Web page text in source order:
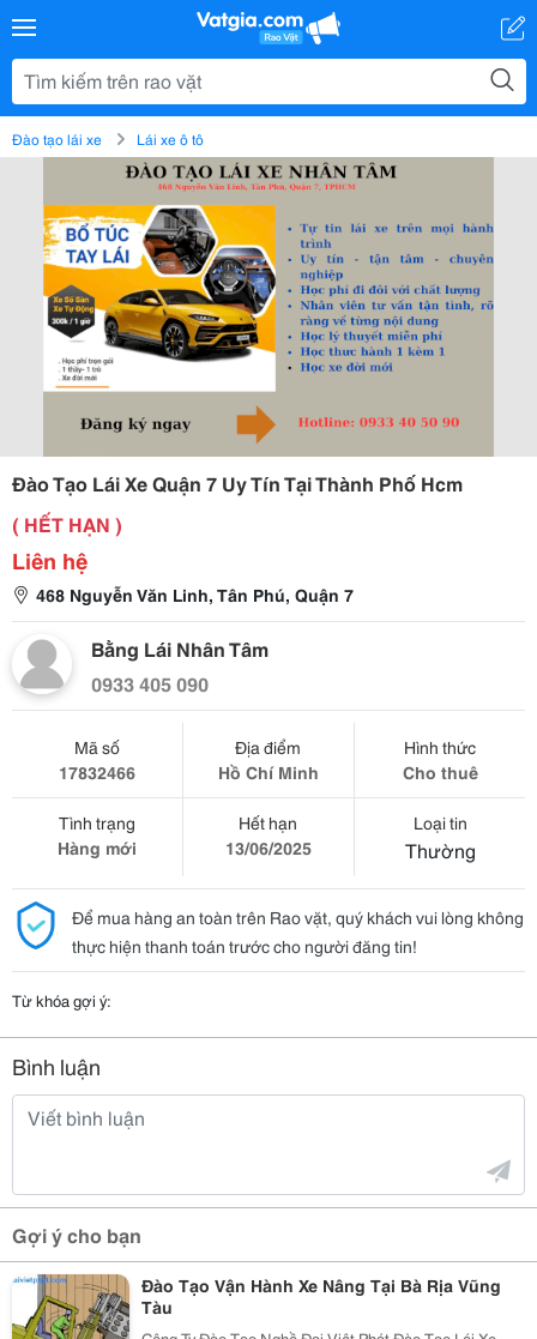
Đào tạo lái xe Lái xe ô tô
Đào Tạo Lái Xe Quận 7 Uy Tín Tại Thành Phố Hcm
( HẾT HẠN )
Liên hệ
468 Nguyễn Văn Linh, Tân Phú, Quận 7
Bằng Lái Nhân Tâm
0933 405 090
Mã số
17832466
Địa điểm
Hồ Chí Minh
Hình thức
Cho thuê
Tình trạng
Hàng mới
Hết hạn
13/06/2025
Loại tin
Thường
Để mua hàng an toàn trên Rao vặt, quý khách vui lòng không
thực hiện thanh toán trước cho người đăng tin!
Từ khóa gợi ý:
Bình luận
Gợi ý cho bạn
Đào Tạo Vận Hành Xe Nâng Tại Bà Rịa Vũng
Tàu